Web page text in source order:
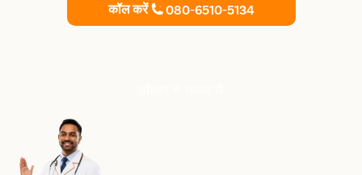
कॉल करें 080-6510-5134